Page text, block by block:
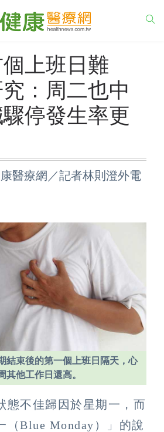
上班日難
：周二也中
停發生率更
醫療網／記者林則澄外電
結束後的第一個上班日隔天，心
其他工作日還高。
態不佳歸因於星期一，而
（Blue Monday）」的說